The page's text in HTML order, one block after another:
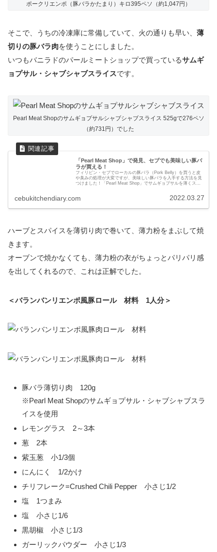
ポークリエンポ（豚バラかたまり）キロ395ペソ（約1,047円）
そこで、うちの冷凍庫に常備していて、火の通りも早い、 薄
切りの豚バラ肉を使うことにしました。
いつもバニラドのパールミートショップで買っているサムギ
ョプサル・シャブシャブスライスです。
Pearl Meat Shopのサムギョプサルシャブシャブスライス 525gで276ペソ
（約731円）でした
「Pearl Meat Shop」で発見、セブでも美味しい豚バ
ラが買える！
フィリピン・セブでローカルの豚バラ（Pork Belly）を買うと皮
や臭みの処理が大変ですが、美味しい豚バラを入手する方法を見
つけました！「Pearl Meat Shop」でサムギョプサルを薄くスラ
cebukitchendiary.com 2022.03.27
ハーブとスパイスを薄切り肉で巻いて、薄力粉をまぶして焼
きます。
オーブンで焼かなくても、薄力粉の衣がちょっとパリパリ感
を出してくれるので、これは正解でした。
＜バランバンリエンポ風豚ロール 材料 1人分＞
豚バラ薄切り肉 120g
※Pearl Meat Shopのサムギョプサル・シャブシャブスラ
イスを使用
レモングラス 2～3本
葱 2本
紫玉葱 小1/3個
にんにく 1/2かけ
チリフレーク=Crushed Chili Pepper 小さじ1/2
塩 1つまみ
塩 小さじ1/6
黒胡椒 小さじ1/3
ガーリックパウダー 小さじ1/3